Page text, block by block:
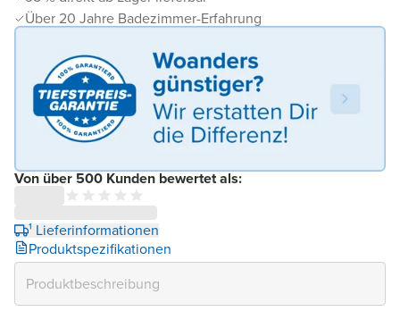
Über 20 Jahre Badezimmer-Erfahrung
Von über 500 Kunden bewertet als:
¹ Lieferinformationen
Produktspezifikationen